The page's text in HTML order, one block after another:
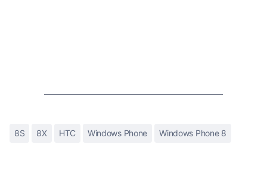
8S 8X HTC Windows Phone Windows Phone 8